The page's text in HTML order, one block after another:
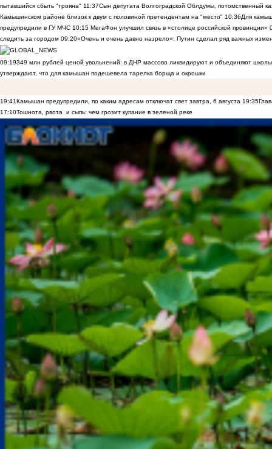
пытавшийся сбыть "трояна" 11:37Сын депутата Волгоградской Облдумы, потомственный
Камышинском районе близок к двум с половиной претендентам на "место" 10:36Для
предупредили в ГУ МЧС 10:15 МегаФон улучшил связь в «столице российской провинции»
следить за городом 09:20«Очень и очень давно назрело»: Путин сделал ряд важных
09:19349 млн рублей ценой увольнений: в ДНР массово ликвидируют и объединяют
утверждают, что для камышан подешевела тарелка борща и окрошки
19:41Камышан предупредили, по каким адресам отключат свет завтра, 6 августа 19:35
17:10Тошнота, рвота и сыпь: чем грозит купание в зеленой реке